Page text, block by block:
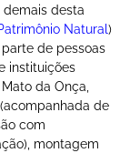
desta
Natural)
de pessoas
instituições
da Onça,
de
com
montagem